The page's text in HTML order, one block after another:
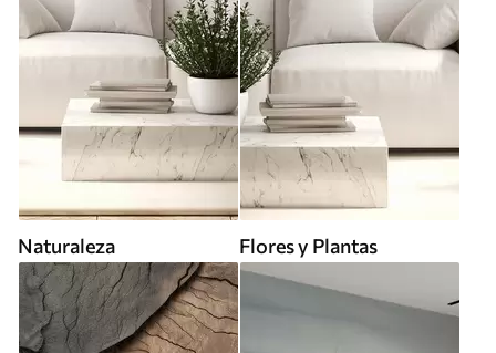
Naturaleza Flores y Plantas